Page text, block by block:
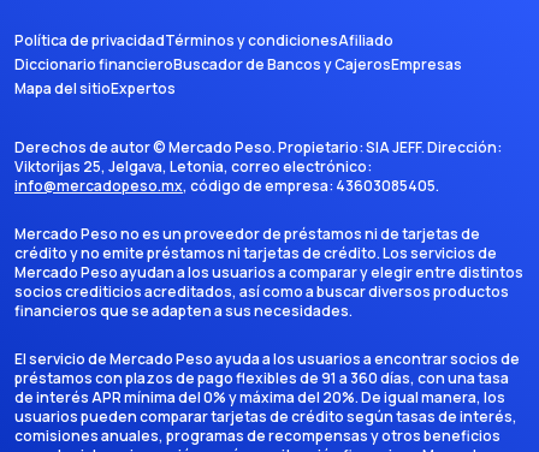
Política de privacidadTérminos y condicionesAfiliado
Diccionario financieroBuscador de Bancos y CajerosEmpresas
Mapa del sitioExpertos
Derechos de autor ©Mercado Peso. Propietario:SIA JEFF. Dirección:
Viktorijas 25, Jelgava, Letonia, correo electrónico:
info@mercadopeso.mx, código de empresa: 43603085405.
Mercado Peso no es un proveedor de préstamos ni de tarjetas de
crédito y no emite préstamos ni tarjetas de crédito. Los servicios de
Mercado Peso ayudan a los usuarios a comparar y elegir entre distintos
socios crediticios acreditados, así como a buscar diversos productos
financieros que se adapten a sus necesidades.
El servicio de Mercado Peso ayuda a los usuarios a encontrar socios de
préstamos con plazos de pago flexibles de 91 a 360 días, con una tasa
de interés APR mínima del 0% y máxima del 20%. De igual manera, los
usuarios pueden comparar tarjetas de crédito según tasas de interés,
comisiones anuales, programas de recompensas y otros beneficios